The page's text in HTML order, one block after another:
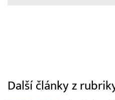
Další články z